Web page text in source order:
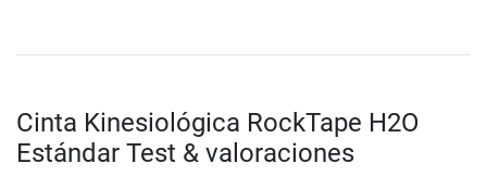
Cinta Kinesiológica RockTape H2O
Estándar Test & valoraciones